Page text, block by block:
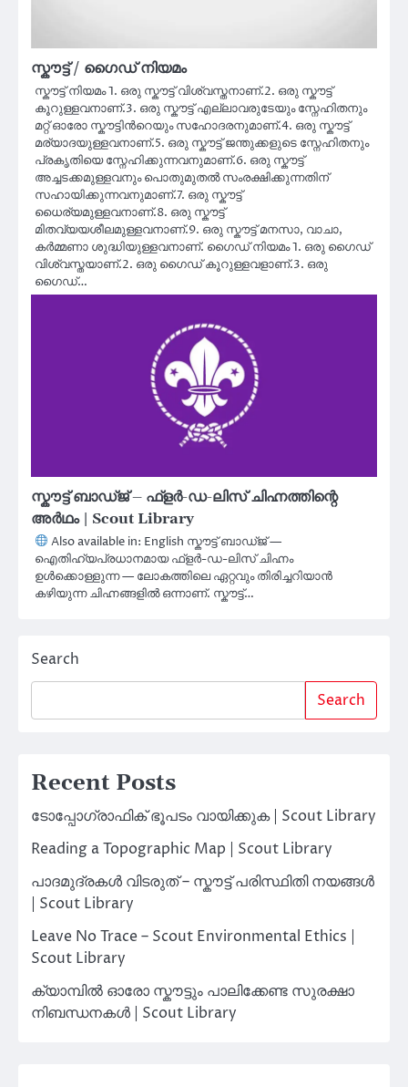
സ്കൗട്ട് / ഗൈഡ് നിയമം
സ്കൗട്ട് നിയമം 1. ഒരു സ്കൗട്ട് വിശ്വസ്തനാണ്.2. ഒരു സ്കൗട്ട്
കൂറുള്ളവനാണ്.3. ഒരു സ്കൗട്ട് എല്ലാവരുടേയും സ്നേഹിതനും
മറ്റ് ഓരോ സ്കൗട്ടിന്‍റെയും സഹോദരനുമാണ്.4. ഒരു സ്കൗട്ട്
മര്യാദയുള്ളവനാണ്.5. ഒരു സ്കൗട്ട് ജന്തുക്കളുടെ സ്നേഹിതനും
പ്രകൃതിയെ സ്നേഹിക്കുന്നവനുമാണ്.6. ഒരു സ്കൗട്ട്
അച്ചടക്കമുള്ളവനും പൊതുമുതൽ സംരക്ഷിക്കുന്നതിന്
സഹായിക്കുന്നവനുമാണ്.7. ഒരു സ്കൗട്ട്
ധൈര്യമുള്ളവനാണ്.8. ഒരു സ്കൗട്ട്
മിതവ്യയശീലമുള്ളവനാണ്.9. ഒരു സ്കൗട്ട് മനസാ, വാചാ,
കർമ്മണാ ശുദ്ധിയുള്ളവനാണ്. ഗൈഡ് നിയമം 1. ഒരു ഗൈഡ്
വിശ്വസ്തയാണ്.2. ഒരു ഗൈഡ് കൂറുള്ളവളാണ്.3. ഒരു
ഗൈഡ്…
സ്കൗട്ട് ബാഡ്ജ് – ഫ്ളർ-ഡ-ലിസ് ചിഹ്നത്തിന്റെ
അർഥം | Scout Library
Also available in: English സ്കൗട്ട് ബാഡ്ജ് —
ഐതിഹ്യപ്രധാനമായ ഫ്ളർ-ഡ-ലിസ് ചിഹ്നം
ഉൾക്കൊള്ളുന്ന — ലോകത്തിലെ ഏറ്റവും തിരിച്ചറിയാൻ
കഴിയുന്ന ചിഹ്നങ്ങളിൽ ഒന്നാണ്. സ്കൗട്ട്…
Search
Search
Recent Posts
ടോപ്പോഗ്രാഫിക് ഭൂപടം വായിക്കുക | Scout Library
Reading a Topographic Map | Scout Library
പാദമുദ്രകൾ വിടരുത് – സ്കൗട്ട് പരിസ്ഥിതി നയങ്ങൾ
| Scout Library
Leave No Trace – Scout Environmental Ethics |
Scout Library
ക്യാമ്പിൽ ഓരോ സ്കൗട്ടും പാലിക്കേണ്ട സുരക്ഷാ
നിബന്ധനകൾ | Scout Library